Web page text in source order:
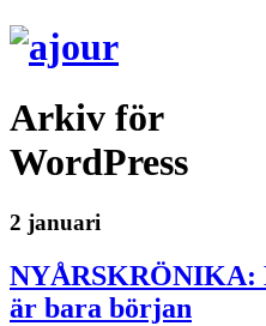
Arkiv för
WordPress
2 januari
NYÅRSKRÖNIKA:
är bara början